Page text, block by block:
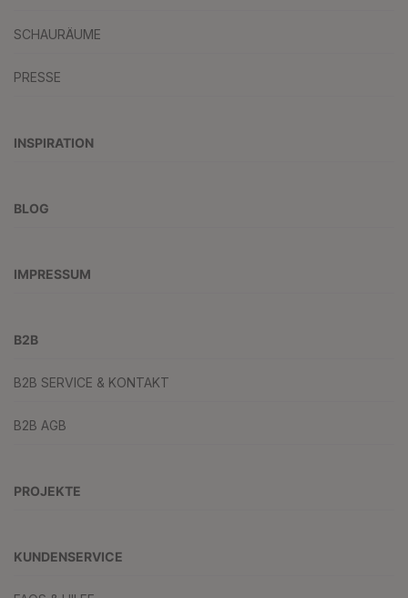
SCHAURÄUME
PRESSE
INSPIRATION
BLOG
IMPRESSUM
B2B
B2B SERVICE & KONTAKT
B2B AGB
PROJEKTE
KUNDENSERVICE